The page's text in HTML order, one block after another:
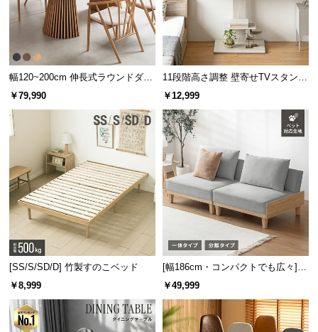
ト
せ
グ
企
業
幅120~200cm 伸長式ラウンドダイ
ニングテーブル 6人掛け 天然木突
￥79,990
11段階高さ調整 壁寄せTVスタンド
キャスター付き 上下左右角度調節
￥12,999
[SS/S/SD/D] 竹製すのこベッド
￥8,999
[幅186cm・コンパクトでも広々] 3
人掛けソファベッド リクライニン
￥49,999